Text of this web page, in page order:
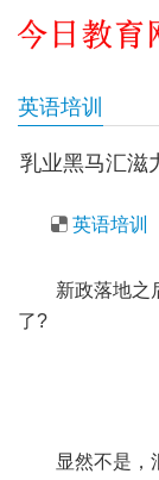
英语培训
乳业黑马汇滋
英语培训
新政落地之后
了?
显然不是，混